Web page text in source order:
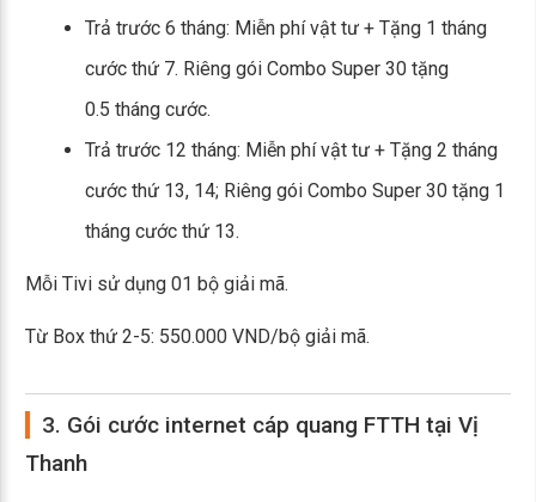
Trả trước 6 tháng: Miễn phí vật tư + Tặng 1 tháng
cước thứ 7. Riêng gói Combo Super 30 tặng
0.5 tháng cước.
Trả trước 12 tháng: Miễn phí vật tư + Tặng 2 tháng
cước thứ 13, 14; Riêng gói Combo Super 30 tặng 1
tháng cước thứ 13.
Mỗi Tivi sử dụng 01 bộ giải mã.
Từ Box thứ 2-5: 550.000 VND/bộ giải mã.
3. Gói cước internet cáp quang FTTH tại Vị
Thanh